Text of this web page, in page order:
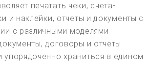
печатать чеки, счета-
и наклейки, отчеты и документы с
с различными моделями
договоры и отчеты
упорядоченно храниться в едином